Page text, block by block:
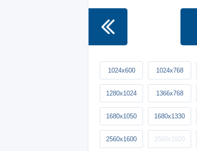
1024x600 1024x768
1280x1024 1366x768
1680x1050 1680x1330
2560x1600 2560x1920